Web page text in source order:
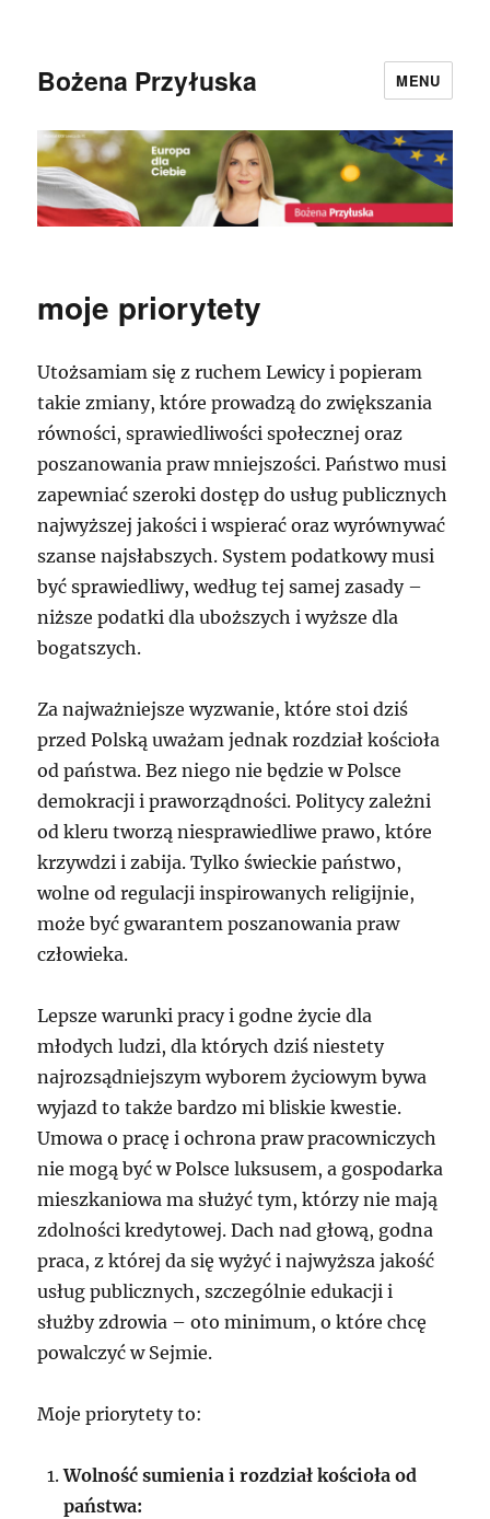
Bożena Przyłuska MENU
moje priorytety
Utożsamiam się z ruchem Lewicy i popieram
takie zmiany, które prowadzą do zwiększania
równości, sprawiedliwości społecznej oraz
poszanowania praw mniejszości. Państwo musi
zapewniać szeroki dostęp do usług publicznych
najwyższej jakości i wspierać oraz wyrównywać
szanse najsłabszych. System podatkowy musi
być sprawiedliwy, według tej samej zasady –
niższe podatki dla uboższych i wyższe dla
bogatszych.
Za najważniejsze wyzwanie, które stoi dziś
przed Polską uważam jednak rozdział kościoła
od państwa. Bez niego nie będzie w Polsce
demokracji i praworządności. Politycy zależni
od kleru tworzą niesprawiedliwe prawo, które
krzywdzi i zabija. Tylko świeckie państwo,
wolne od regulacji inspirowanych religijnie,
może być gwarantem poszanowania praw
człowieka.
Lepsze warunki pracy i godne życie dla
młodych ludzi, dla których dziś niestety
najrozsądniejszym wyborem życiowym bywa
wyjazd to także bardzo mi bliskie kwestie.
Umowa o pracę i ochrona praw pracowniczych
nie mogą być w Polsce luksusem, a gospodarka
mieszkaniowa ma służyć tym, którzy nie mają
zdolności kredytowej. Dach nad głową, godna
praca, z której da się wyżyć i najwyższa jakość
usług publicznych, szczególnie edukacji i
służby zdrowia – oto minimum, o które chcę
powalczyć w Sejmie.
Moje priorytety to:
Wolność sumienia i rozdział kościoła od
państwa: